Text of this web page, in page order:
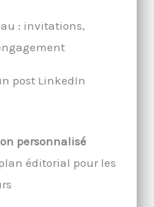
: invitations,
post LinkedIn
personnalisé
éditorial pour les